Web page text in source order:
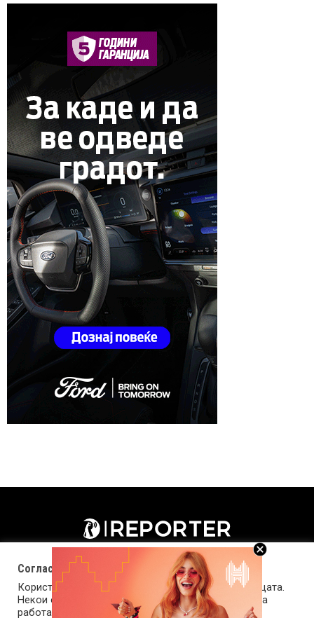
Согласност за колачиња (cookies)
Користиме колачиња за оптимизирање на страницата.
Некои од колачињата се од суштинско значење за
работата на страницата, а други помагаат да ја